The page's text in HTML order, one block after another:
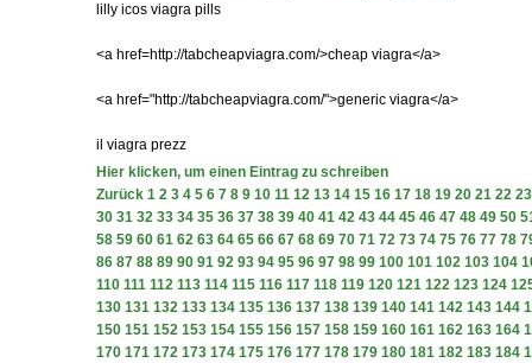
lilly icos viagra pills
<a href=http://tabcheapviagra.com/>cheap viagra</a>
<a href="http://tabcheapviagra.com/">generic viagra</a>
il viagra prezz
Hier klicken, um einen Eintrag zu schreiben
Zurück 1 2 3 4 5 6 7 8 9 10 11 12 13 14 15 16 17 18 19 20 21 22 23
30 31 32 33 34 35 36 37 38 39 40 41 42 43 44 45 46 47 48 49 50
58 59 60 61 62 63 64 65 66 67 68 69 70 71 72 73 74 75 76 77 78
86 87 88 89 90 91 92 93 94 95 96 97 98 99 100 101 102 103 104
110 111 112 113 114 115 116 117 118 119 120 121 122 123 124
130 131 132 133 134 135 136 137 138 139 140 141 142 143 144
150 151 152 153 154 155 156 157 158 159 160 161 162 163 164
170 171 172 173 174 175 176 177 178 179 180 181 182 183 184